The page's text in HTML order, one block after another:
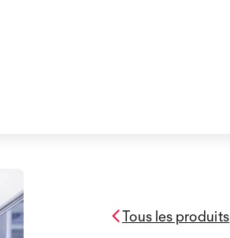
Tous les produits